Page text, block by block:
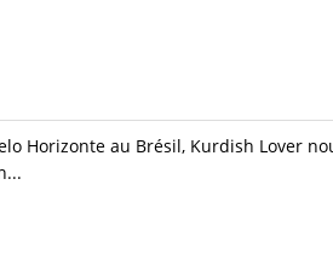
Horizonte au Brésil, Kurdish Lover